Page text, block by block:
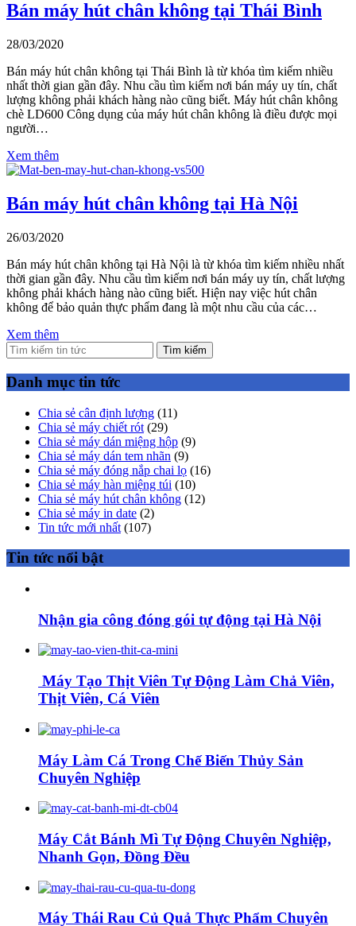
Bán máy hút chân không tại Thái Bình
28/03/2020
Bán máy hút chân không tại Thái Bình là từ khóa tìm kiếm nhiều
nhất thời gian gần đây. Nhu cầu tìm kiếm nơi bán máy uy tín, chất
lượng không phải khách hàng nào cũng biết. Máy hút chân không
chè LD600 Công dụng của máy hút chân không là điều được mọi
người…
Xem thêm
Bán máy hút chân không tại Hà Nội
26/03/2020
Bán máy hút chân không tại Hà Nội là từ khóa tìm kiếm nhiều nhất
thời gian gần đây. Nhu cầu tìm kiếm nơi bán máy uy tín, chất lượng
không phải khách hàng nào cũng biết. Hiện nay việc hút chân
không để bảo quản thực phẩm đang là một nhu cầu của các…
Xem thêm
Tìm kiếm
Danh mục tin tức
Chia sẻ cân định lượng (11)
Chia sẻ máy chiết rót (29)
Chia sẻ máy dán miệng hộp (9)
Chia sẻ máy dán tem nhãn (9)
Chia sẻ máy đóng nắp chai lọ (16)
Chia sẻ máy hàn miệng túi (10)
Chia sẻ máy hút chân không (12)
Chia sẻ máy in date (2)
Tin tức mới nhất (107)
Tin tức nổi bật
Nhận gia công đóng gói tự động tại Hà Nội
Máy Tạo Thịt Viên Tự Động Làm Chả Viên,
Thịt Viên, Cá Viên
Máy Làm Cá Trong Chế Biến Thủy Sản
Chuyên Nghiệp
Máy Cắt Bánh Mì Tự Động Chuyên Nghiệp,
Nhanh Gọn, Đồng Đều
Máy Thái Rau Củ Quả Thực Phẩm Chuyên